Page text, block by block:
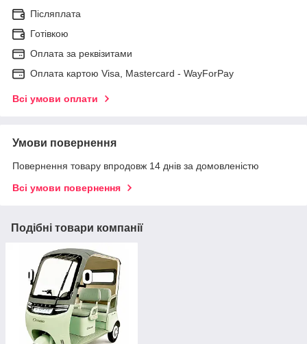
Післяплата
Готівкою
Оплата за реквізитами
Оплата картою Visa, Mastercard - WayForPay
Всі умови оплати
Умови повернення
Повернення товару впродовж 14 днів за домовленістю
Всі умови повернення
Подібні товари компанії